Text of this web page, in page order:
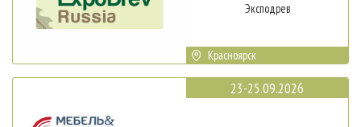
Эксподрев
Красноярск
23-25.09.2026